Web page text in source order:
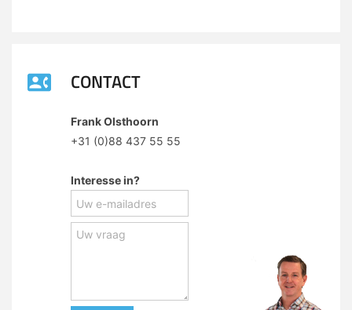
CONTACT
Frank Olsthoorn
+31 (0)88 437 55 55
Interesse in?